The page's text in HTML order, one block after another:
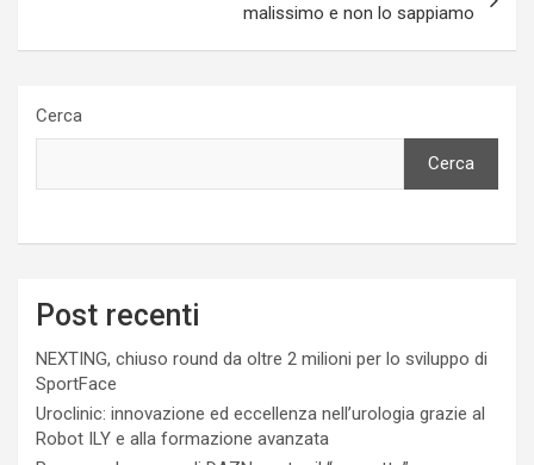
malissimo e non lo sappiamo
Cerca
Cerca
Post recenti
NEXTING, chiuso round da oltre 2 milioni per lo sviluppo di
SportFace
Uroclinic: innovazione ed eccellenza nell’urologia grazie al
Robot ILY e alla formazione avanzata